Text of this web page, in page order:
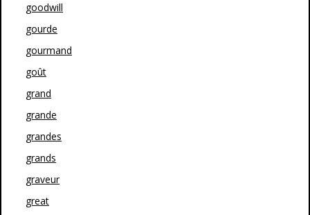
goodwill
gourde
gourmand
goût
grand
grande
grandes
grands
graveur
great